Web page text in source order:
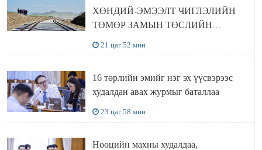
ХӨНДИЙ-ЭМЭЭЛТ ЧИГЛЭЛИЙН
ТӨМӨР ЗАМЫН ТӨСЛИЙН
21 цаг 52 мин
16 төрлийн эмийг нэг эх үүсвэрээс
худалдан авах журмыг баталлаа
23 цаг 58 мин
Нөөцийн махны худалдаа,